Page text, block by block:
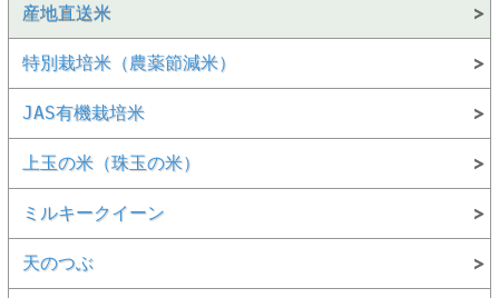
産地直送米
特別栽培米（農薬節減米）
JAS有機栽培米
上玉の米（珠玉の米）
ミルキークイーン
天のつぶ